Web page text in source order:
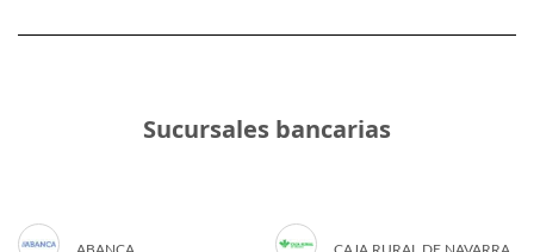
Sucursales bancarias